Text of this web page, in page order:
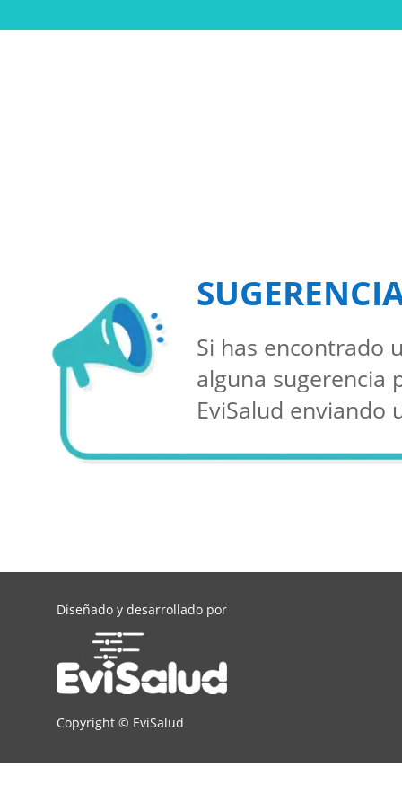
Si has encontrado
alguna sugerencia
EviSalud enviando
Diseñado y desarrollado por
Copyright © EviSalud